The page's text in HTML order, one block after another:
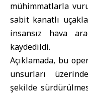
mühimmatlarla
sabit kanatlı
insansız hava
kaydedildi.
Açıklamada, bu
unsurları
şekilde